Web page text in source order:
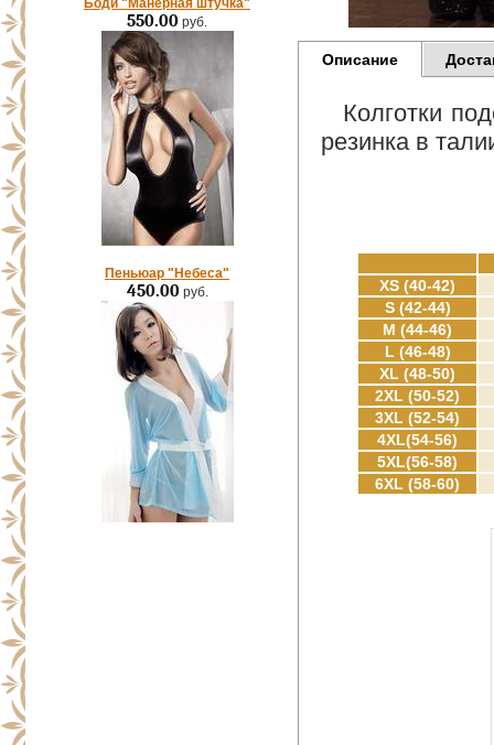
Боди "Манерная штучка"
550.00 руб.
Пеньюар "Небеса"
450.00руб.
Описание
Колготки
резинка в
XS (40-42)
S (42-44)
M (44-46)
L (46-48)
XL (48-50)
2XL (50-52)
3XL (52-54)
4XL(54-56)
5XL(56-58)
6XL (58-60)